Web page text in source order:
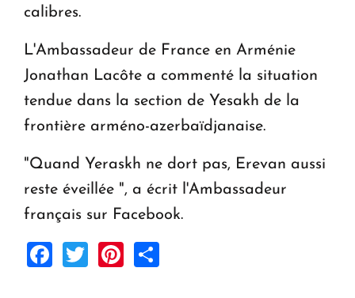
calibres.
L'Ambassadeur de France en Arménie
Jonathan Lacôte a commenté la situation
tendue dans la section de Yesakh de la
frontière arméno-azerbaïdjanaise.
"Quand Yeraskh ne dort pas, Erevan aussi
reste éveillée ", a écrit l'Ambassadeur
français sur Facebook.
Facebook
TwitterPinterest